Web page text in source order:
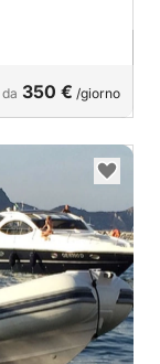
350 € /giorno